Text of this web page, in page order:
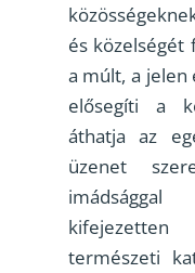
és közelségét
a múlt, a jelen
elősegíti a
áthatja az
üzenet
természeti